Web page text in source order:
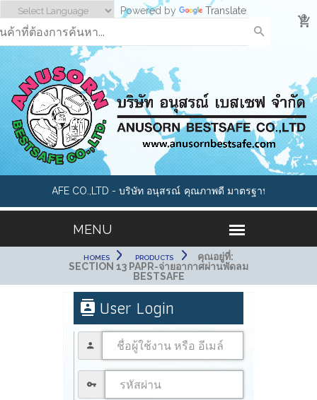
Powered by Translate
0
BESTSAFE CO.,LTD - บริษัท อนุสรณ์
จำกัด เราคือผู้นำด้านอุปกรณ์นิรภัย และ
ดภัยทุกประเภทมากกว่า 1000 รายการ
คุณภาพดี มาตรฐานสากล อาทิเ
หมวกนิรภัย, แว่นตาเซฟตี้, ถุงมื
กันสารเคมี,หน้ากากกันสารพิษ,
HOMES PRODUCTS
คุณอยู่ที่:
SECTION 13 PAPR-จ่ายอากาศผ่านพัดลม
BESTSAFE
User Login